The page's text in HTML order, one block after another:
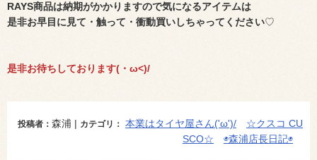
RAYS商品は納期がかかりますので気になるアイテムは
是非お早目に見て・触って・衝動買いしちゃってください♡
是非お待ちしております(・ω<)/
投稿者： 森浦 | カテゴリ： 本業はタイヤ屋さん('ω')/
☆クスコ CU
SCO☆
◉森浦店長日記◉